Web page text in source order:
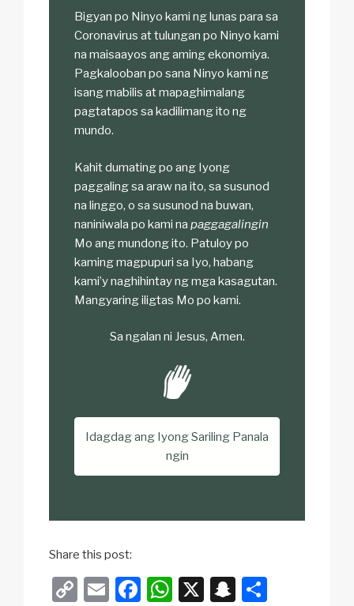
Bigyan po Ninyo kami ng lunas para sa
Coronavirus at tulungan po Ninyo kami
na maisaayos ang aming ekonomiya.
Pagkalooban po sana Ninyo kami ng
isang mabilis at mapaghimalang
pagtatapos sa kadilimang ito ng
mundo.
Kahit dumating po ang Iyong
paggaling sa araw na ito, sa susunod
na linggo, o sa susunod na buwan,
naniniwala po kami napaggagalingin
Mo ang mundong ito. Patuloy po
kaming magpupuri sa Iyo, habang
kami’y naghihintay ng mga kasagutan.
Mangyaring iligtas Mo po kami.
Sa ngalan ni Jesus, Amen.
Idagdag ang Iyong Sariling Panala
ngin
Share this post:
C
E
F
W X
S